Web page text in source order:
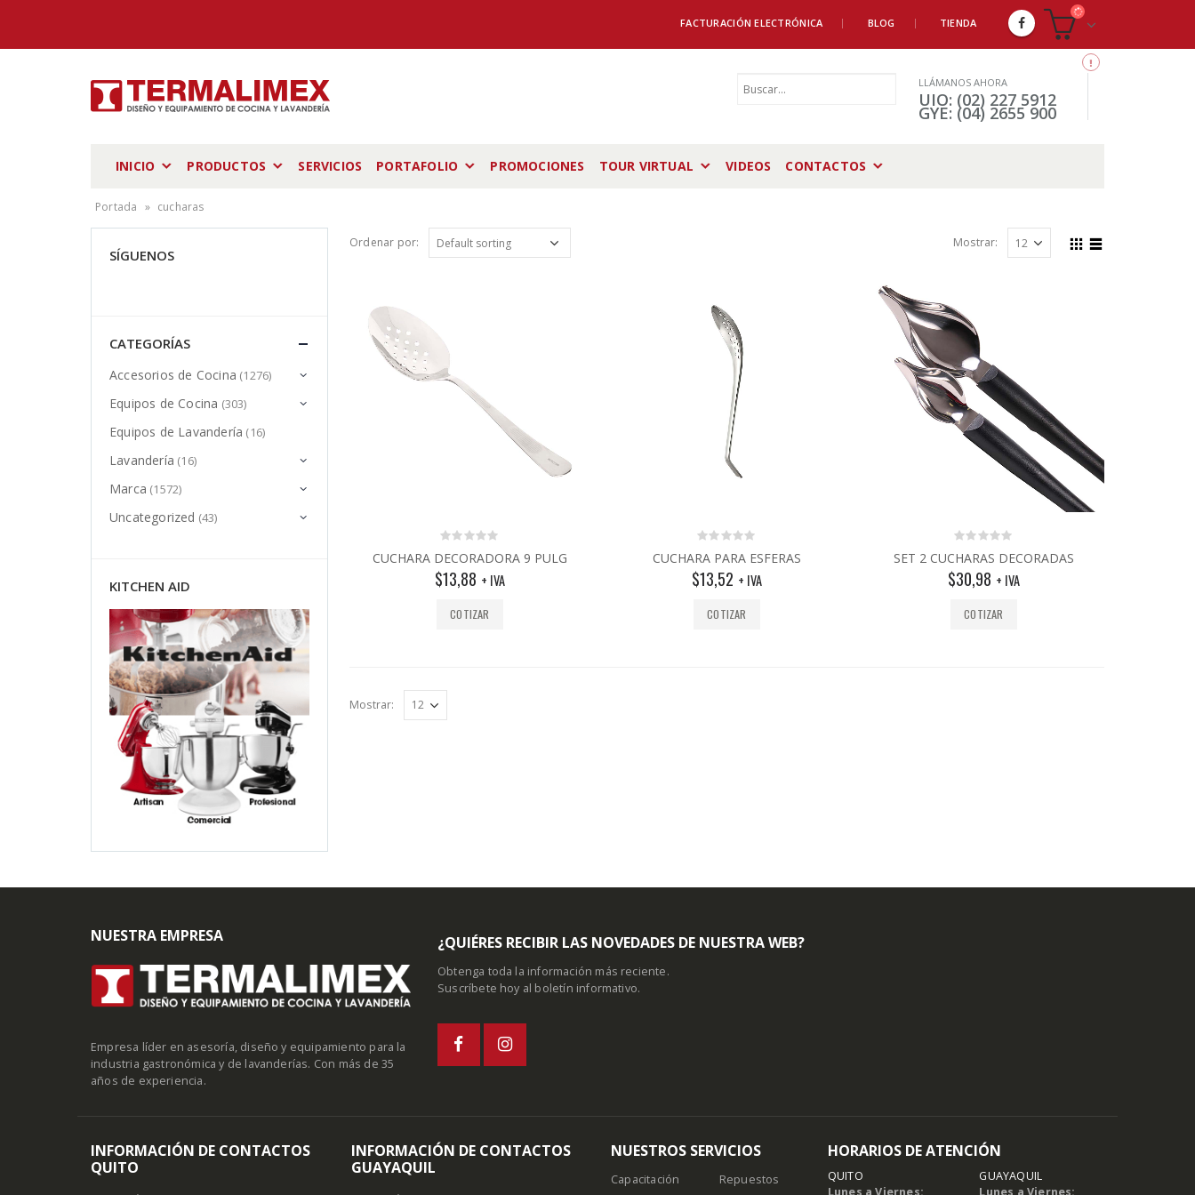
FACTURACIÓN ELECTRÓNICA BLOG TIENDA
LLÁMANOS AHORA
UIO: (02) 227 5912
GYE: (04) 2655 900
INICIO PRODUCTOS SERVICIOS PORTAFOLIO PROMOCIONES TOUR VIRTUAL VIDEOS CONTACTOS
Portada » cucharas
Ordenar por: Mostrar:
0
out
of
5
CUCHARA DECORADORA 9 PULG
$13,88 + IVA
COTIZAR
0
out
of
5
CUCHARA PARA ESFERAS
$13,52 + IVA
COTIZAR
0
out
of
5
SET 2 CUCHARAS DECORADAS
$30,98 + IVA
COTIZAR
Mostrar:
SÍGUENOS
CATEGORÍAS
Accesorios de Cocina (1276)
Equipos de Cocina (303)
Equipos de Lavandería (16)
Lavandería (16)
Marca (1572)
Uncategorized (43)
KITCHEN AID
NUESTRA EMPRESA
Empresa líder en asesoría, diseño y equipamiento para la
industria gastronómica y de lavanderías. Con más de 35
años de experiencia.
¿QUIÉRES RECIBIR LAS NOVEDADES DE NUESTRA WEB?
Obtenga toda la información más reciente.
Suscríbete hoy al boletín informativo.
INFORMACIÓN DE CONTACTOS
QUITO
INFORMACIÓN DE CONTACTOS
GUAYAQUIL
NUESTROS SERVICIOS
Capacitación
Repuestos
HORARIOS DE ATENCIÓN
QUITO
Lunes a Viernes:
GUAYAQUIL
Lunes a Viernes: